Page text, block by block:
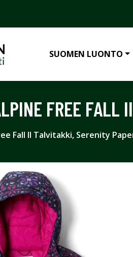
SUOMEN LUONTO
FREE FALL
Fall II Talvitakki, Serenity